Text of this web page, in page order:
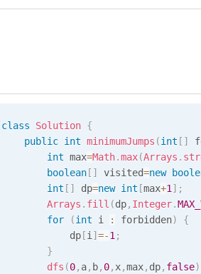
class Solution {
public int minimumJumps (int [ ]
int max=Math.max(Arrays .
boolean[ ] visited=new
int [ ] dp=new int [max+1] ;
Arrays . fill (dp, Integer.
for
(int i : forbidden)
{
            dp
[i] =-1;
}
dfs (0, a, b, 0,x,max, dp, false)